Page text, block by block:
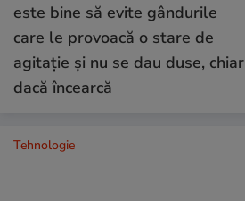
este bine să evite gândurile
care le provoacă o stare de
agitație și nu se dau duse, chiar
dacă încearcă
Tehnologie